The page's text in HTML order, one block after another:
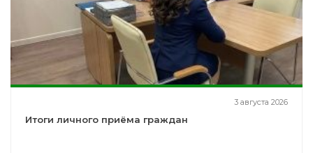
3 августа 2026
Итоги личного приёма граждан